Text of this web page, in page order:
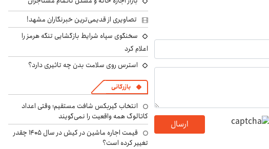
ارسال
تصاویری از قدیمی‌ترین خبرنگاران مشهد!
سخنگوی سپاه شرایط بازگشایی تنگه هرمز را
اعلام کرد
استرس روی سلامت بدن چه تاثیری دارد؟
بازرگانی
انتخاب گیربکس شافت مستقیم؛ وقتی اعداد
کاتالوگ همه واقعیت را نمی‌گویند
قیمت اجاره ماشین در کیش در سال ۱۴۰۵ چقدر
تغییر کرده است؟